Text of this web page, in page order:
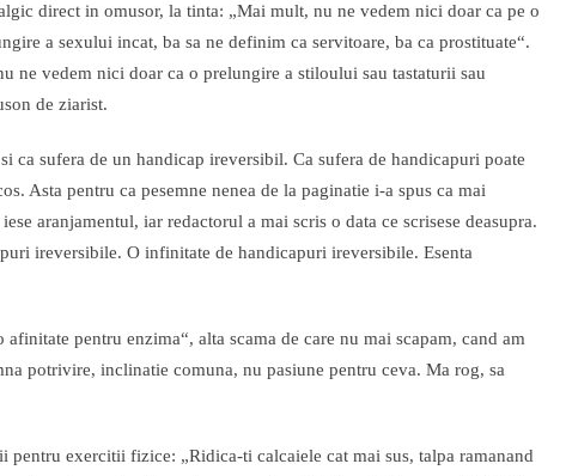
direct in omusor, la tinta: „Mai mult, nu ne vedem nici doar ca pe o
a sexului incat, ba sa ne definim ca servitoare, ba ca prostituate“.
ne vedem nici doar ca o prelungire a stiloului sau tastaturii sau
de ziarist.
ca sufera de un handicap ireversibil. Ca sufera de handicapuri poate
Asta pentru ca pesemne nenea de la paginatie i-a spus ca mai
aranjamentul, iar redactorul a mai scris o data ce scrisese deasupra.
ireversibile. O infinitate de handicapuri ireversibile. Esenta
pentru enzima“, alta scama de care nu mai scapam, cand am
potrivire, inclinatie comuna, nu pasiune pentru ceva. Ma rog, sa
pentru exercitii fizice: „Ridica-ti calcaiele cat mai sus, talpa ramanand